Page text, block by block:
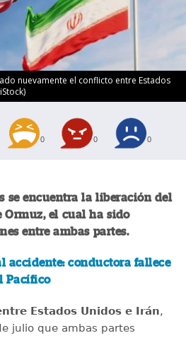
nuevamente el conflicto entre Estados
0 0 0
se encuentra la liberación del
Ormuz, el cual ha sido
entre ambas partes.
accidente: conductora fallece
Pacífico
Estados Unidos e Irán,
julio que ambas partes